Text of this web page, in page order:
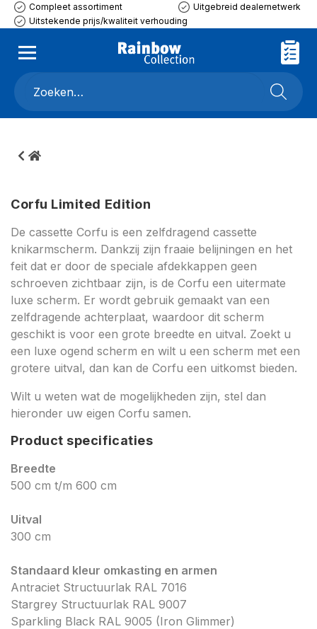
Compleet assortiment
Uitgebreid dealernetwerk
Uitstekende prijs/kwaliteit verhouding
Corfu Limited Edition
De cassette Corfu is een zelfdragend cassette
knikarmscherm. Dankzij zijn fraaie belijningen en het
feit dat er door de speciale afdekkappen geen
schroeven zichtbaar zijn, is de Corfu een uitermate
luxe scherm. Er wordt gebruik gemaakt van een
zelfdragende achterplaat, waardoor dit scherm
geschikt is voor een grote breedte en uitval. Zoekt u
een luxe ogend scherm en wilt u een scherm met een
grotere uitval, dan kan de Corfu een uitkomst bieden.
Wilt u weten wat de mogelijkheden zijn, stel dan
hieronder uw eigen Corfu samen.
Product specificaties
Breedte
500 cm t/m 600 cm
Uitval
300 cm
Standaard kleur omkasting en armen
Antraciet Structuurlak RAL 7016
Stargrey Structuurlak RAL 9007
Sparkling Black RAL 9005 (Iron Glimmer)